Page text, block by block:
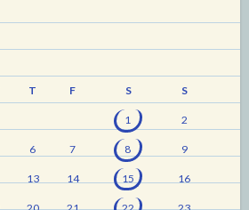
T F S S
1 2
6 7 8 9
13 14 15 16